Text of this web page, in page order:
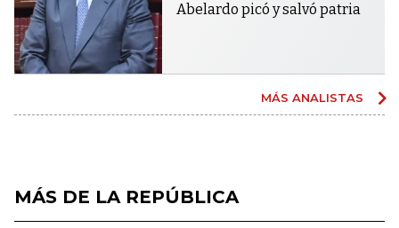
Abelardo picó y salvó patria
MÁS ANALISTAS
MÁS DE LA REPÚBLICA